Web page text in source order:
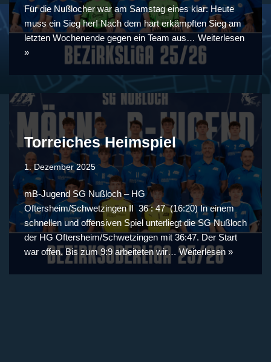
Für die Nußlocher war am Samstag eines klar: Heute
muss ein Sieg her! Nach dem hart erkämpften Sieg am
letzten Wochenende gegen ein Team aus… Weiterlesen
»
Torreiches Heimspiel
1. Dezember 2025
mB-Jugend SG Nußloch – HG
Oftersheim/Schwetzingen II 36 : 47 (16:20) In einem
schnellen und offensiven Spiel unterliegt die SG Nußloch
der HG Oftersheim/Schwetzingen mit 36:47. Der Start
war offen. Bis zum 9:9 arbeiteten wir…Weiterlesen »